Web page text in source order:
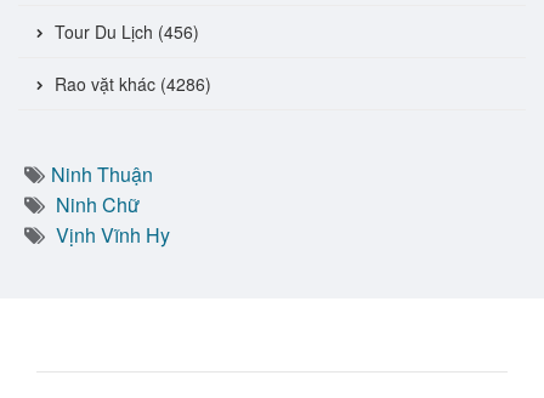
Tour Du Lịch (456)
Rao vặt khác (4286)
Ninh Thuận
Ninh Chữ
Vịnh Vĩnh Hy